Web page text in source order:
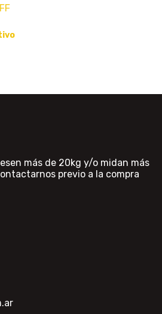
más de 20kg y/o midan más
previo a la compra